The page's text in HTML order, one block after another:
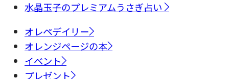
水晶玉子のプレミアムうさぎ占い
オレペデイリー
オレンジページの本
イベント
プレゼント